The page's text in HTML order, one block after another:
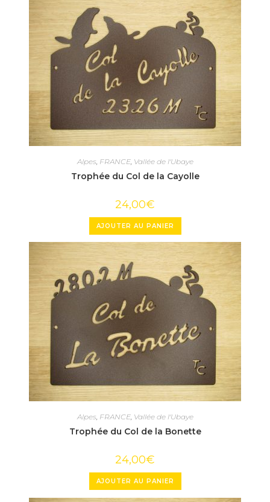
Alpes FRANCE, Vallée de l'Ubaye
Trophée du Col de la Cayolle
24,00€
AJOUTER AU PANIER
Alpes, FRANCE, Vallée de l'Ubaye
Trophée du Col de la Bonette
24,00€
AJOUTER AU PANIER